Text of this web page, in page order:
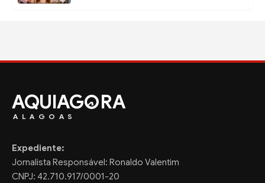
AQUIAG RA
ALAGOAS
Expediente:
Jornalista Responsável: Ronaldo Valentim
CNPJ: 42.710.917/0001-20